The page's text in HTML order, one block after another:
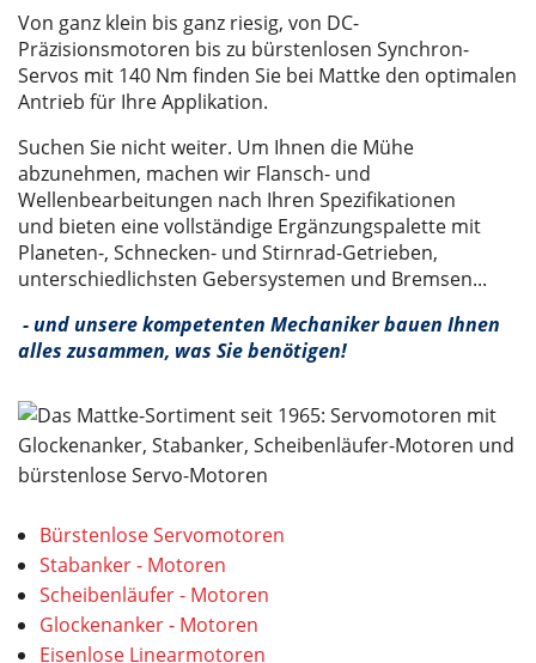
Von ganz klein bis ganz riesig, von DC-
Präzisionsmotoren bis zu bürstenlosen Synchron-
Servos mit 140 Nm finden Sie bei Mattke den optimalen
Antrieb für Ihre Applikation.
Suchen Sie nicht weiter. Um Ihnen die Mühe
abzunehmen, machen wir Flansch- und
Wellenbearbeitungen nach Ihren Spezifikationen
und bieten eine vollständige Ergänzungspalette mit
Planeten-, Schnecken- und Stirnrad-Getrieben,
unterschiedlichsten Gebersystemen und Bremsen...
- und unsere kompetenten Mechaniker bauen Ihnen
alles zusammen, was Sie benötigen!
Bürstenlose Servomotoren
Stabanker - Motoren
Scheibenläufer - Motoren
Glockenanker - Motoren
Eisenlose Linearmotoren